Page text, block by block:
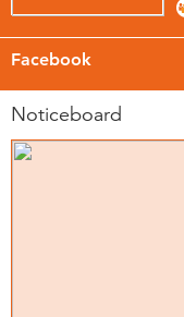
Facebook
Noticeboard